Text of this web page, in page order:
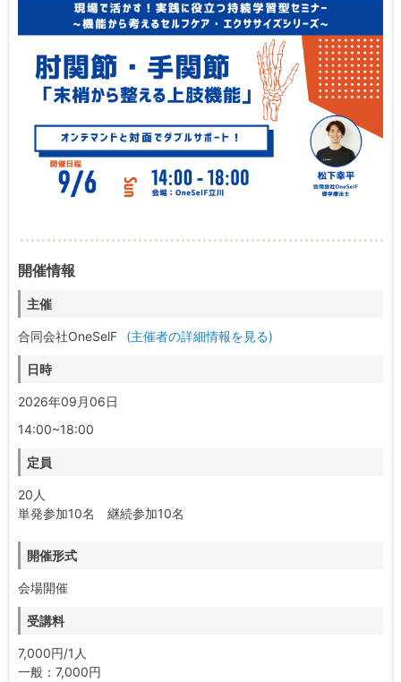
開催情報
主催
合同会社OneSelF (主催者の詳細情報を見る)
日時
2026年09月06日
14:00~18:00
定員
20人
単発参加10名 継続参加10名
開催形式
会場開催
受講料
7,000円/1人
一般：7,000円